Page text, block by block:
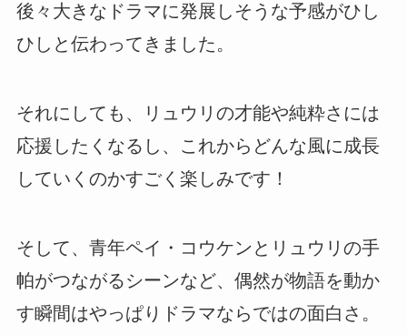
後々大きなドラマに発展しそうな予感がひし
ひしと伝わってきました。
それにしても、リュウリの才能や純粋さには
応援したくなるし、これからどんな風に成長
していくのかすごく楽しみです！
そして、青年ペイ・コウケンとリュウリの手
帕がつながるシーンなど、偶然が物語を動か
す瞬間はやっぱりドラマならではの面白さ。